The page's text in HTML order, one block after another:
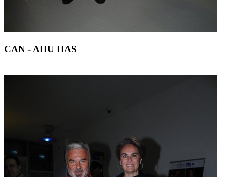
CAN - AHU HAS